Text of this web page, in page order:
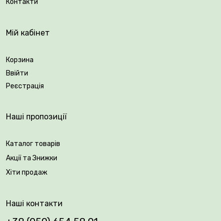
Упакування: закрита коренева система.
Контакти
Мій кабінет
Корзина
Ввійти
Реєстрація
Наші пропозиції
Каталог товарів
Акції та Знижки
Хіти продаж
Наші контакти